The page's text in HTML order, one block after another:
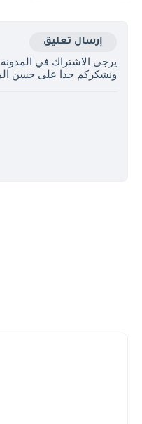
إرسال تعليق
يرجى الاشتراك في
ونشكركم جدا على حسن